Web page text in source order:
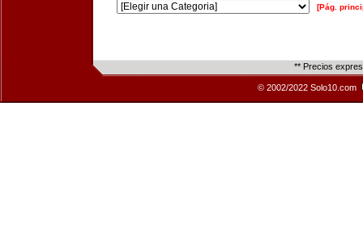
[Pág.
** Precios
© 2002/2022 Solo10.com